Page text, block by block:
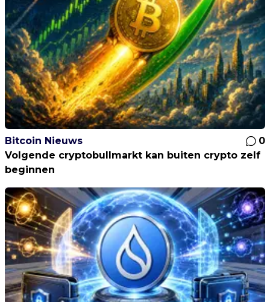
Bitcoin Nieuws
0
Volgende cryptobullmarkt kan buiten crypto zelf
beginnen